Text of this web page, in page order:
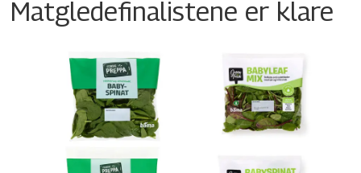
Matgledefinalistene er klare